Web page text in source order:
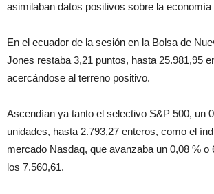
asimilaban datos positivos sobre la economía
En el ecuador de la sesión en la Bolsa de
Jones restaba 3,21 puntos, hasta 25.981,95
acercándose al terreno positivo.
Ascendían ya tanto el selectivo S&P 500, un
unidades, hasta 2.793,27 enteros, como el
mercado Nasdaq, que avanzaba un 0,08 % o
los 7.560,61.